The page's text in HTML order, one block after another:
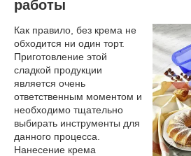
работы
Как правило, без крема не
обходится ни один торт.
Приготовление этой
сладкой продукции
является очень
ответственным моментом и
необходимо тщательно
выбирать инструменты для
данного процесса.
Нанесение крема